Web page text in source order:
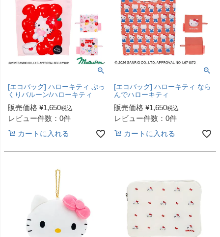
[エコバッグ] ハローキティ ぷっ
くりバルーン/ハローキティ
販売価格 ¥1,650税込
レビュー件数：0件
カートに入れる
[エコバッグ] ハローキティ なら
んでハローキティ
販売価格 ¥1,650税込
レビュー件数：0件
カートに入れる